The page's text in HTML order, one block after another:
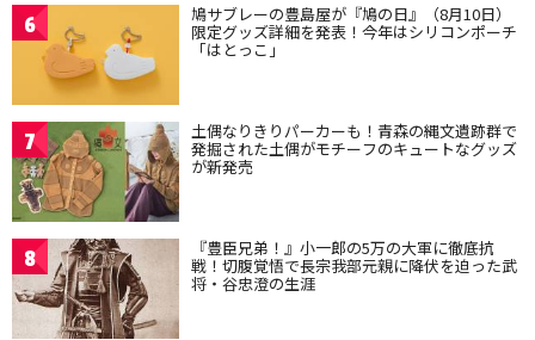
6 鳩サブレーの豊島屋が『鳩の日』（8月10日）
限定グッズ詳細を発表！今年はシリコンポーチ
「はとっこ」
7 土偶なりきりパーカーも！青森の縄文遺跡群で
発掘された土偶がモチーフのキュートなグッズ
が新発売
8 『豊臣兄弟！』小一郎の5万の大軍に徹底抗
戦！切腹覚悟で長宗我部元親に降伏を迫った武
将・谷忠澄の生涯